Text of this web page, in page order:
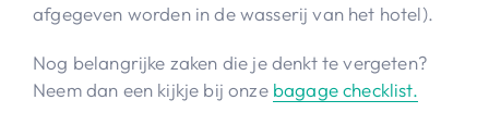
afgegeven worden in de wasserij van het hotel).
Nog belangrijke zaken die je denkt te vergeten?
Neem dan een kijkje bij onze bagage checklist.